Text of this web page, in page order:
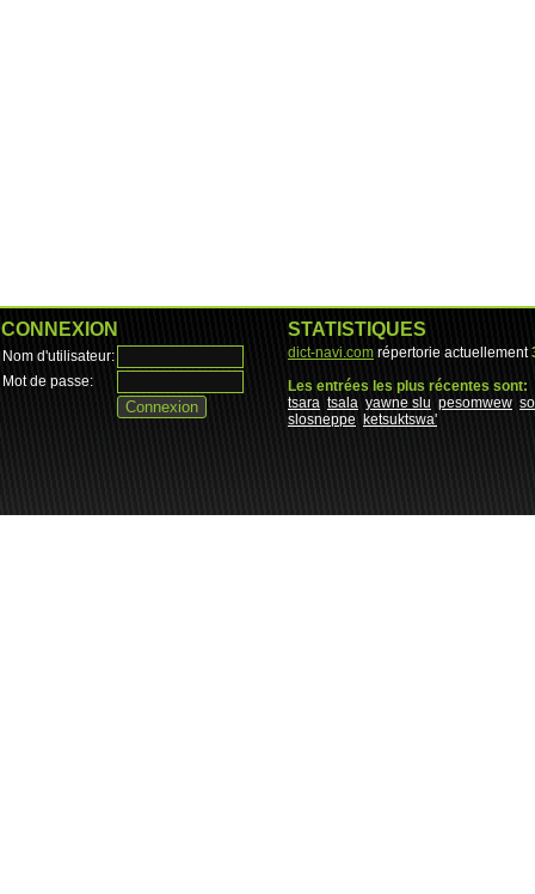
CONNEXION
Nom d'utilisateur:
Mot de passe:
STATISTIQUES
dict-navi.com répertorie actuellement
Les entrées les plus récentes sont:
tsara tsala yawne slu pesomwew
slosneppe
ketsuktswa'